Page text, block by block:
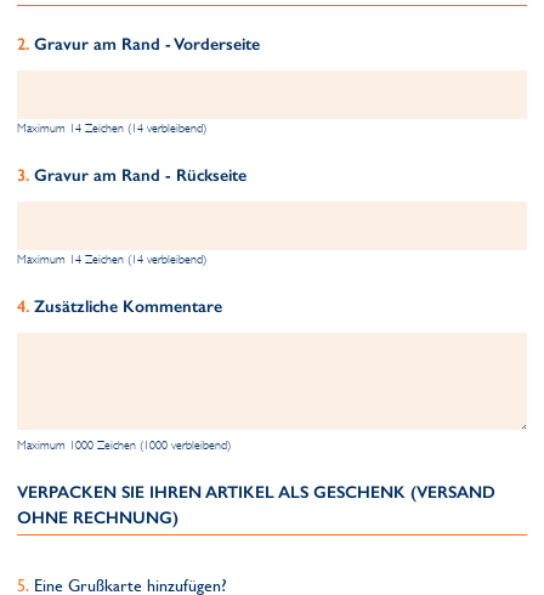
Gravur am Rand - Vorderseite
Maximum 14 Zeichen (14 verbleibend)
Gravur am Rand - Rückseite
Maximum 14 Zeichen (14 verbleibend)
Zusätzliche Kommentare
Maximum 1000 Zeichen (1000 verbleibend)
VERPACKEN SIE IHREN ARTIKEL ALS GESCHENK (VERSAND
OHNE RECHNUNG)
Eine Grußkarte hinzufügen?